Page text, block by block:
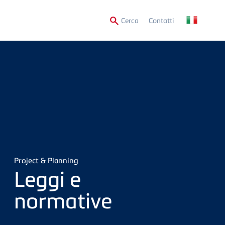
Cerca Secondary
Menu
Contatti
Project & Planning
Leggi e
normative